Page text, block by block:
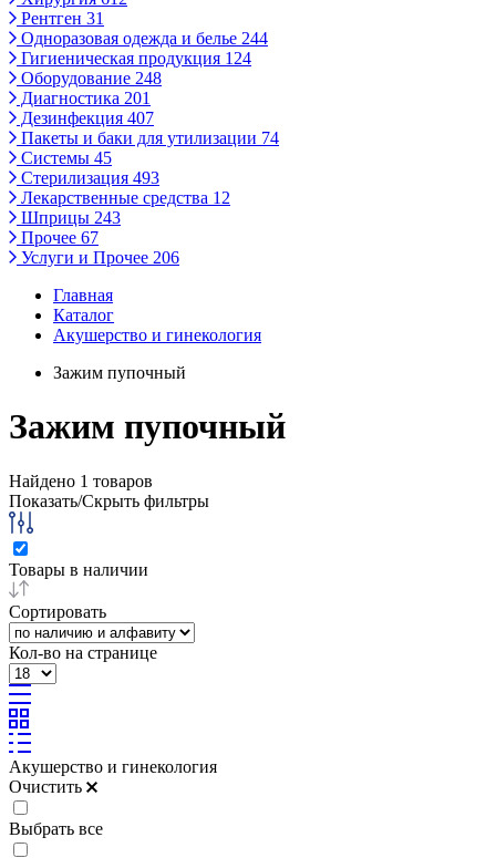
Рентген 31
Одноразовая одежда и белье 244
Гигиеническая продукция 124
Оборудование 248
Диагностика 201
Дезинфекция 407
Пакеты и баки для утилизации 74
Системы 45
Стерилизация 493
Лекарственные средства 12
Шприцы 243
Прочее 67
Услуги и Прочее 206
Главная
Каталог
Акушерство и гинекология
Зажим пупочный
Зажим пупочный
Найдено 1 товаров
Показать/Скрыть фильтры
Товары в наличии
Сортировать
Кол-во на странице
Акушерство и гинекология
Очистить
Выбрать все